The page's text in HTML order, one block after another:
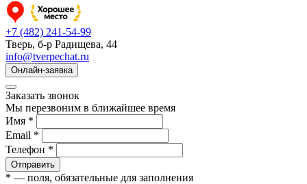
+7 (482) 241-54-99
Тверь, б-р Радищева, 44
info@tverpechat.ru
Онлайн-заявка
Заказать звонок
Мы перезвоним в ближайшее время
Имя *
Email *
Телефон *
Отправить
* — поля, обязательные для заполнения